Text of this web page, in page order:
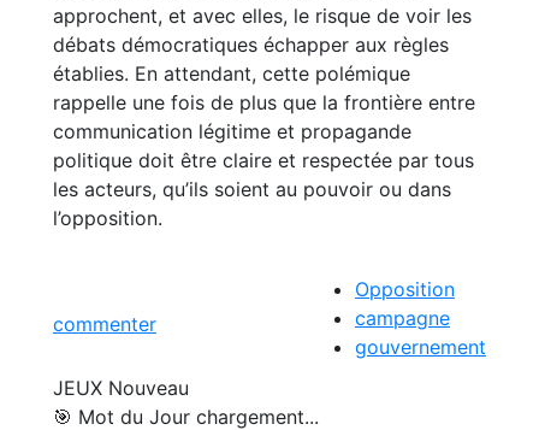
approchent, et avec elles, le risque de voir les
débats démocratiques échapper aux règles
établies. En attendant, cette polémique
rappelle une fois de plus que la frontière entre
communication légitime et propagande
politique doit être claire et respectée par tous
les acteurs, qu’ils soient au pouvoir ou dans
l’opposition.
commenter
Opposition
campagne
gouvernement
JEUX Nouveau
🎯 Mot du Jour chargement...